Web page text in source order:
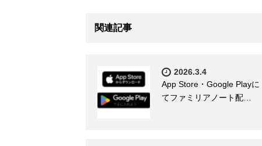
関連記事
2026.3.4
App Store・Google Playに
てファミリアノート配…